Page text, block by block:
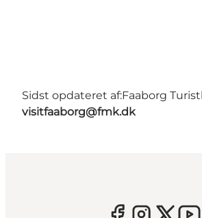
Sidst opdateret af:Faaborg
visitfaaborg@fmk.dk